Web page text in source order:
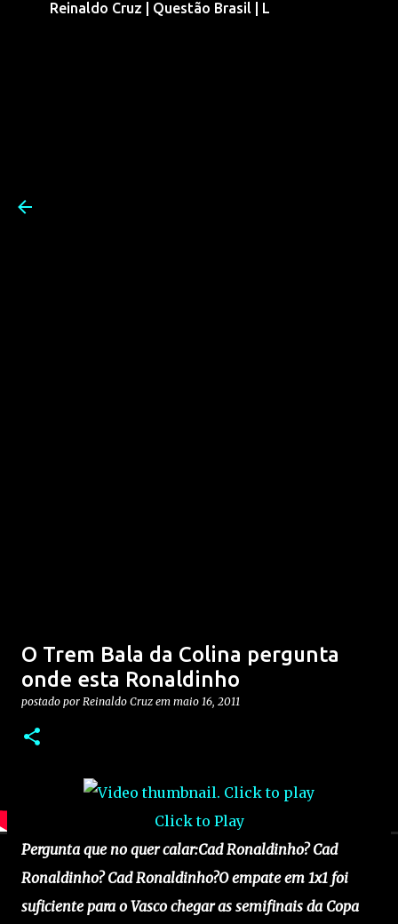
Reinaldo Cruz | Questão Brasil | L
O Trem Bala da Colina pergunta
onde esta Ronaldinho
postado por Reinaldo Cruz em maio 16, 2011
Click to Play
Pergunta que no quer calar:Cad Ronaldinho? Cad
Ronaldinho? Cad Ronaldinho?O empate em 1x1 foi
suficiente para o Vasco chegar as semifinais da Copa